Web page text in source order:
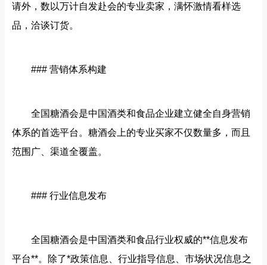
请外，数以万计自发赴会的专业卖家，满怀激情看样选
品，洽谈订货。
### 营销体系构建
全国糖酒会是中国酒类和食品企业建立健全自身营销
体系的首选平台。糖酒会上的专业买家不仅数量多，而且
范围广、渠道全覆盖。
### 行业信息发布
全国糖酒会是中国酒类和食品行业权威的**信息发布
平台**。除了*政策信息、行业指导信息、市场状况信息之